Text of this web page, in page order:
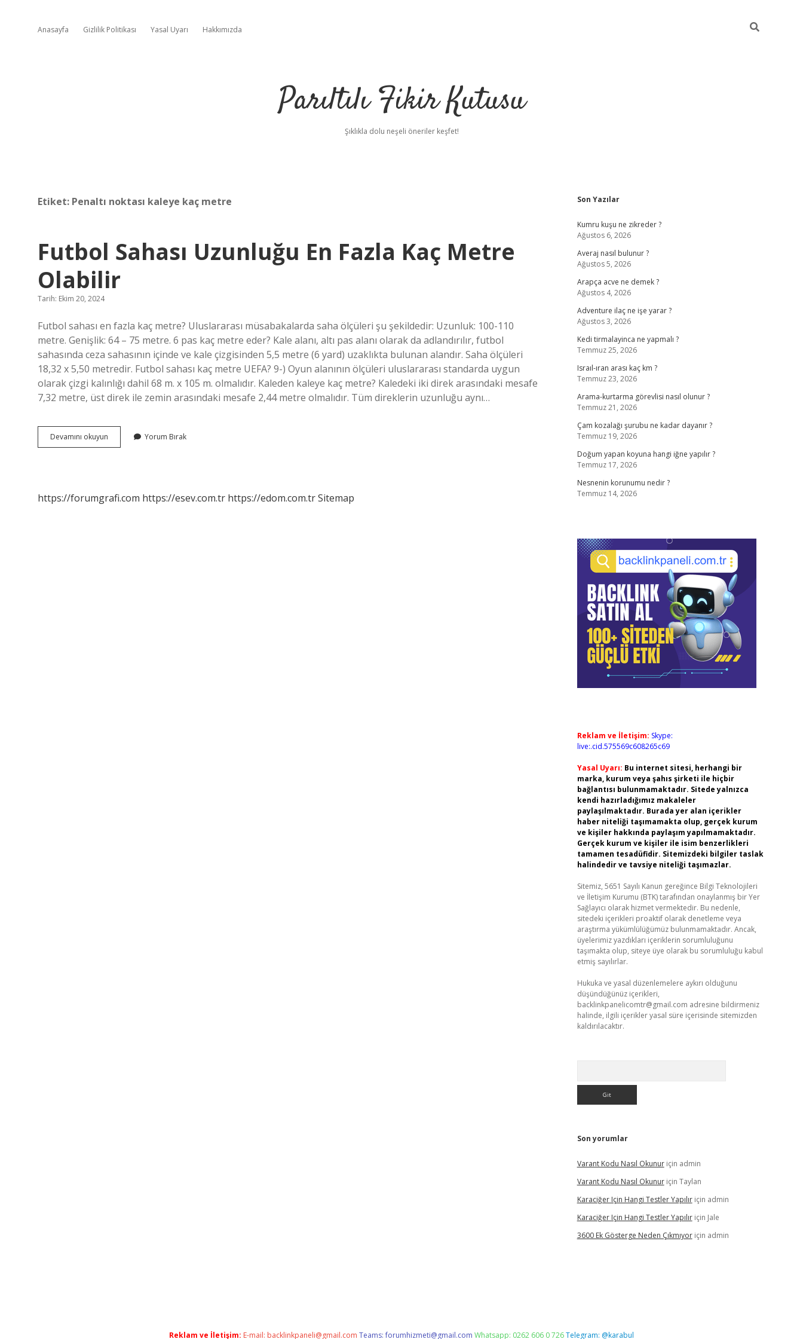
Anasayfa Gizlilik Politikası Yasal Uyarı Hakkımızda
Parıltılı Fikir Kutusu
Şıklıkla dolu neşeli öneriler keşfet!
Etiket: Penaltı noktası kaleye kaç metre
Futbol Sahası Uzunluğu En Fazla Kaç Metre
Olabilir
Tarih: Ekim 20, 2024
Futbol sahası en fazla kaç metre? Uluslararası müsabakalarda saha ölçüleri şu şekildedir: Uzunluk: 100-110
metre. Genişlik: 64 – 75 metre. 6 pas kaç metre eder? Kale alanı, altı pas alanı olarak da adlandırılır, futbol
sahasında ceza sahasının içinde ve kale çizgisinden 5,5 metre (6 yard) uzaklıkta bulunan alandır. Saha ölçüleri
18,32 x 5,50 metredir. Futbol sahası kaç metre UEFA? 9-) Oyun alanının ölçüleri uluslararası standarda uygun
olarak çizgi kalınlığı dahil 68 m. x 105 m. olmalıdır. Kaleden kaleye kaç metre? Kaledeki iki direk arasındaki mesafe
7,32 metre, üst direk ile zemin arasındaki mesafe 2,44 metre olmalıdır. Tüm direklerin uzunluğu aynı…
Devamını okuyun
Sahası
Metre
Yorum Bırak
https://forumgrafi.com https://esev.com.tr https://edom.com.trSitemap
Sidebar
Son Yazılar
Kumru kuşu ne zikreder ?
Ağustos 6, 2026
Averaj nasıl bulunur ?
Ağustos 5, 2026
Arapça acve ne demek ?
Ağustos 4, 2026
Adventure ilaç ne işe yarar ?
Ağustos 3, 2026
Kedi tirmalayinca ne yapmalı ?
Temmuz 25, 2026
Israıl-ıran arası kaç km ?
Temmuz 23, 2026
Arama-kurtarma görevlisi nasıl olunur ?
Temmuz 21, 2026
Çam kozalağı şurubu ne kadar dayanır ?
Temmuz 19, 2026
Doğum yapan koyuna hangi iğne yapılır ?
Temmuz 17, 2026
Nesnenin korunumu nedir ?
Temmuz 14, 2026
Reklam ve İletişim: Skype:
live:.cid.575569c608265c69
Yasal Uyarı: Bu internet sitesi, herhangi bir
marka, kurum veya şahıs şirketi ile hiçbir
bağlantısı bulunmamaktadır. Sitede yalnızca
kendi hazırladığımız makaleler
paylaşılmaktadır. Burada yer alan içerikler
haber niteliği taşımamakta olup, gerçek kurum
ve kişiler hakkında paylaşım yapılmamaktadır.
Gerçek kurum ve kişiler ile isim benzerlikleri
tamamen tesadüfidir. Sitemizdeki bilgiler taslak
halindedir ve tavsiye niteliği taşımazlar.
Sitemiz, 5651 Sayılı Kanun gereğince Bilgi Teknolojileri
ve İletişim Kurumu (BTK) tarafından onaylanmış bir Yer
Sağlayıcı olarak hizmet vermektedir. Bu nedenle,
sitedeki içerikleri proaktif olarak denetleme veya
araştırma yükümlülüğümüz bulunmamaktadır. Ancak,
üyelerimiz yazdıkları içeriklerin sorumluluğunu
taşımakta olup, siteye üye olarak bu sorumluluğu kabul
etmiş sayılırlar.
Hukuka ve yasal düzenlemelere aykırı olduğunu
düşündüğünüz içerikleri,
backlinkpanelicomtr@gmail.com adresine bildirmeniz
halinde, ilgili içerikler yasal süre içerisinde sitemizden
kaldırılacaktır.
Son yorumlar
Varant Kodu Nasıl Okunuriçin admin
Varant Kodu Nasıl Okunuriçin Taylan
Karaciğer Için Hangi Testler Yapılıriçin admin
Karaciğer Için Hangi Testler Yapılıriçin Jale
3600 Ek Gösterge Neden Çıkmıyoriçin admin
Reklam ve İletişim: E-mail: backlinkpaneli@gmail.com Teams:forumhizmeti@gmail.com Whatsapp: 0262 606 0 726Telegram: @karabul